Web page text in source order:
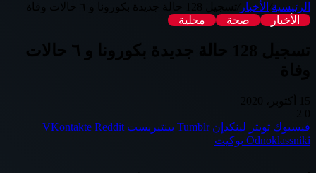
الرئيسية الأخبار
الأخبار
صحة محلية
تسجيل 128 حالة جديدة بكورونا و ٦ حالات
فيسبوك تويتر لينكدإن بينتيريست
Odnoklassniki بوكيت